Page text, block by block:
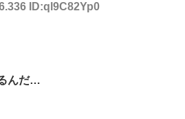
ID:ql9C82Yp0
んだ…